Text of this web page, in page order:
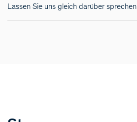
Lassen Sie uns gleich darüber sprechen